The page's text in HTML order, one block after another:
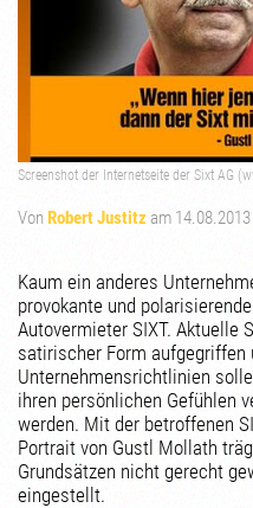
Screenshot der Internetseite der Sixt AG
VonRobert Justitzam 14.08.2013
Kaum ein anderes
provokante und
Autovermieter SIXT. Aktuelle
satirischer Form aufgegriffen
Unternehmensrichtlinien
ihren persönlichen Gefühlen
werden. Mit der betroffenen
Portrait von Gustl Mollath
Grundsätzen nicht gerecht
eingestellt.